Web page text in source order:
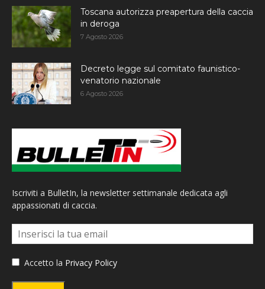
Toscana autorizza preapertura della caccia
in deroga
7 Agosto 2026
Decreto legge sul comitato faunistico-
venatorio nazionale
6 Agosto 2026
Iscriviti a BulletIn, la newsletter settimanale dedicata agli
appassionati di caccia.
Accetto la Privacy Policy